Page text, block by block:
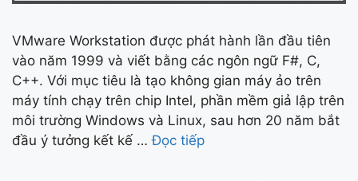
VMware Workstation được phát hành lần đầu tiên
vào năm 1999 và viết bằng các ngôn ngữ F#, C,
C++. Với mục tiêu là tạo không gian máy ảo trên
máy tính chạy trên chip Intel, phần mềm giả lập trên
môi trường Windows và Linux, sau hơn 20 năm bắt
đầu ý tưởng kết kế …Đọc tiếp